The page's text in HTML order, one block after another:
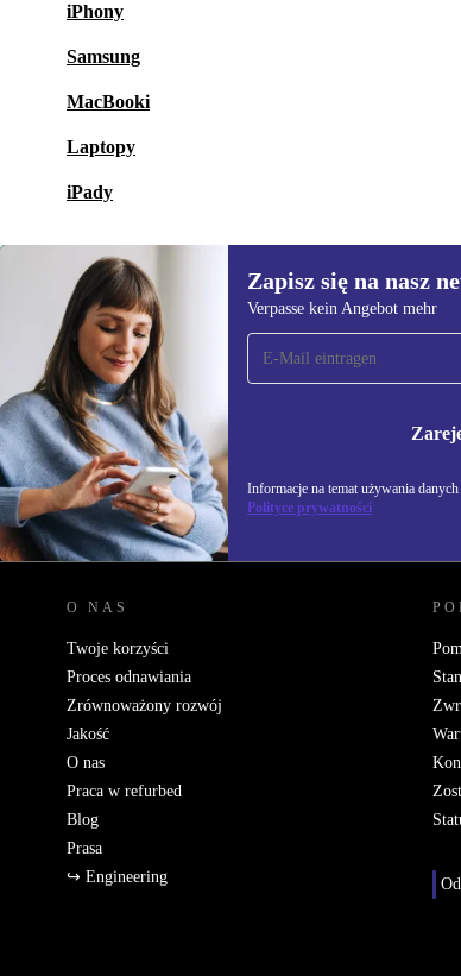
iPhony
Samsung
MacBooki
Laptopy
iPady
Zapisz się na nasz
Verpasse kein Angebot mehr
Informacje na temat używania
Polityce prywatności
Zapisz się na nasz
newsletter!
Nie przegap żadnej oferty.
Polityce
REFURBED POLSKA - RETHINK NEW.
O NAS
Twoje korzyści
Proces odnawiania
Zrównoważony rozwój
Jakość
O nas
Praca w refurbed
Blog
Prasa
↪ Engineering